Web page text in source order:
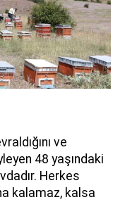
ve
48 yaşındaki
Herkes
kalamaz, kalsa